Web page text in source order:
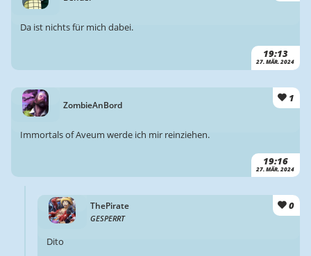
19:13
27. MÄR. 2024
Da ist nichts für mich dabei.
ZombieAnBord
1
19:16
27. MÄR. 2024
Immortals of Aveum werde ich mir reinziehen.
ThePirate
GESPERRT
0
Dito